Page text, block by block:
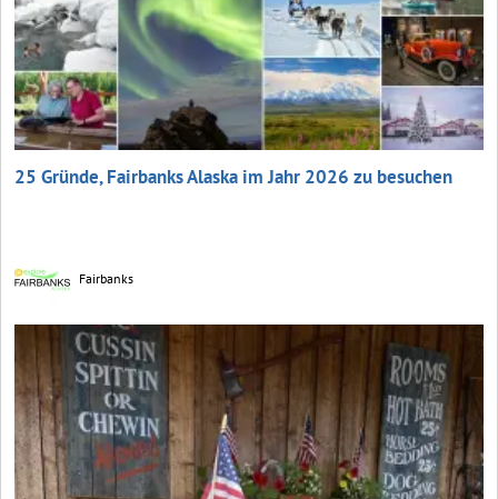
25 Gründe, Fairbanks Alaska im Jahr 2026 zu besuchen
Fairbanks